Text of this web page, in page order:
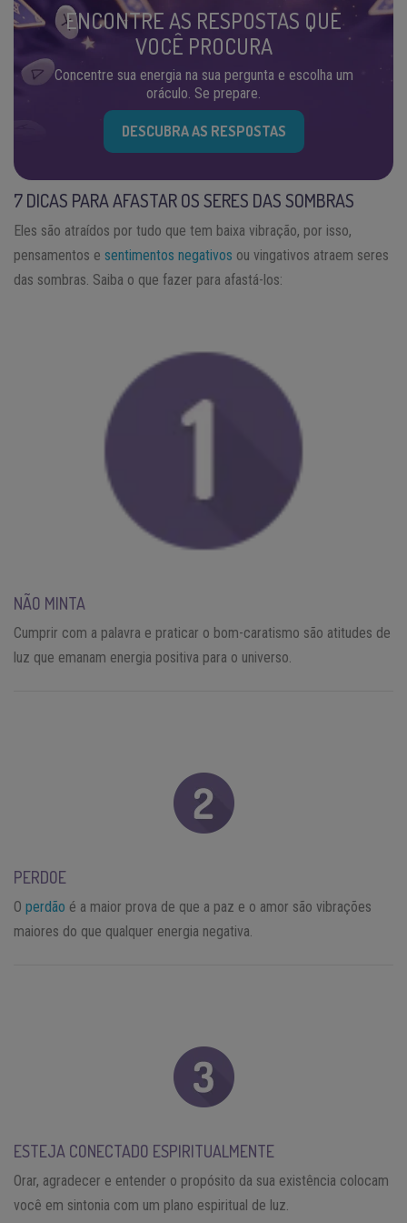
ENCONTRE AS RESPOSTAS QUE
VOCÊ PROCURA
Concentre sua energia na sua pergunta e escolha um
oráculo. Se prepare.
DESCUBRA AS RESPOSTAS
7 DICAS PARA AFASTAR OS SERES DAS SOMBRAS
Eles são atraídos por tudo que tem baixa vibração, por isso,
pensamentos e sentimentos negativos ou vingativos atraem seres
das sombras. Saiba o que fazer para afastá-los:
NÃO MINTA
Cumprir com a palavra e praticar o bom-caratismo são atitudes de
luz que emanam energia positiva para o universo.
PERDOE
O perdão é a maior prova de que a paz e o amor são vibrações
maiores do que qualquer energia negativa.
ESTEJA CONECTADO ESPIRITUALMENTE
Orar, agradecer e entender o propósito da sua existência colocam
você em sintonia com um plano espiritual de luz.